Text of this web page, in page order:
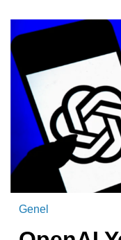
Genel